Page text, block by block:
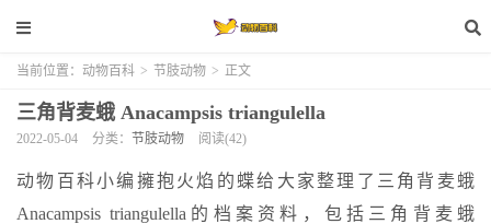
当前位置： 动物百科 > 节肢动物 > 正文
三角背麦蛾 Anacampsis triangulella
2022-05-04 分类： 节肢动物 阅读(42)
动物百科小编擁抱火焰的蝶给大家整理了三角背麦蛾
Anacampsis triangulella的档案资料，包括三角背麦蛾